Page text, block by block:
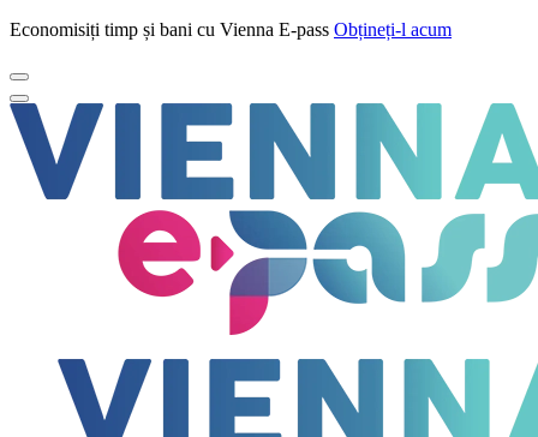
Economisiți timp și bani cu Vienna E-pass Obțineți-l acum